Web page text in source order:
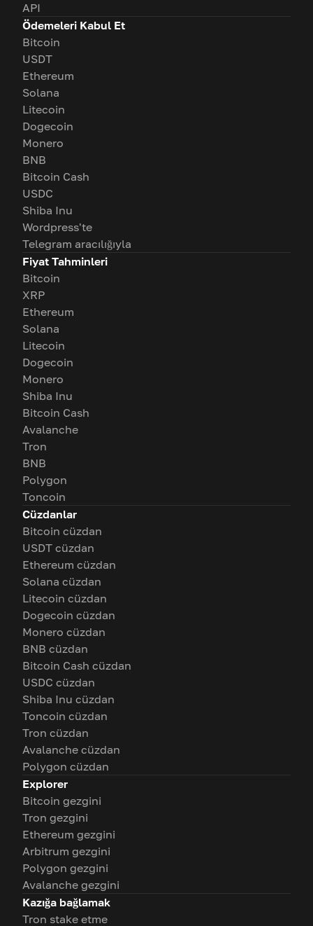
API
Ödemeleri Kabul Et
Bitcoin
USDT
Ethereum
Solana
Litecoin
Dogecoin
Monero
BNB
Bitcoin Cash
USDC
Shiba Inu
Wordpress'te
Telegram aracılığıyla
Fiyat Tahminleri
Bitcoin
XRP
Ethereum
Solana
Litecoin
Dogecoin
Monero
Shiba Inu
Bitcoin Cash
Avalanche
Tron
BNB
Polygon
Toncoin
Cüzdanlar
Bitcoin cüzdan
USDT cüzdan
Ethereum cüzdan
Solana cüzdan
Litecoin cüzdan
Dogecoin cüzdan
Monero cüzdan
BNB cüzdan
Bitcoin Cash cüzdan
USDC cüzdan
Shiba Inu cüzdan
Toncoin cüzdan
Tron cüzdan
Avalanche cüzdan
Polygon cüzdan
Explorer
Bitcoin gezgini
Tron gezgini
Ethereum gezgini
Arbitrum gezgini
Polygon gezgini
Avalanche gezgini
Kazığa bağlamak
Tron stake etme